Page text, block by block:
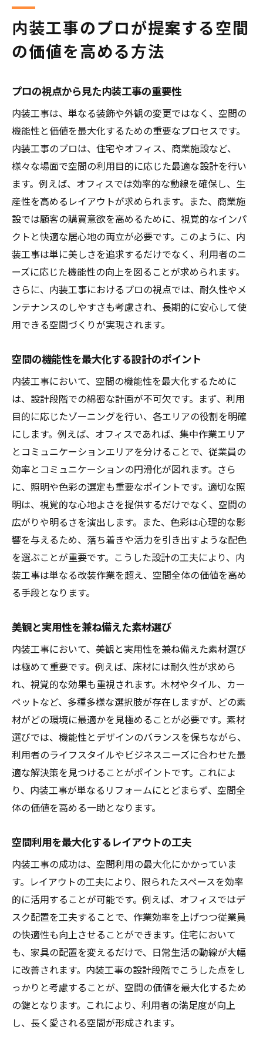
内装工事で実現する理想の空間造りとその具体
的なプロセス
デザインと施工の調和を保つ方法
工期短縮を実現する効率的なプロセス
施工途中での柔軟な対応の重要性
安全性を確保する現場管理のポイント
プロの技術で変わる空間の印象
内装工事を成功させるための施工の流れとポイ
ント
プロジェクト開始時の重要なチェックリス
ト
施工工程で気をつけるべきキーポイント
質を高めるための職人技とチームワーク
施工完了後のアフターサポートの必要性
顧客満足度を高めるためのコミュニケーシ
リスク管理とトラブルシューティング
空間価値を最大化する内装工事の実践的なヒン
ト
内装工事で知っておくべき最新技術
予算内で最大限の価値を引き出す方法
カラーコーディネーションで空間を一新
機能性を高める収納スペースの工夫
長期的な視点で見る内装工事の効果
ユーザー体験に基づく設計の提案
内装工事で空間を美しく機能的に変えるための
解決策
空間全体の調和を考えたデザイン選択
実用性を重視した設備の導入
効率的な空間利用を実現する配置技術
プライバシーとコミュニケーションのバラ
ンス
継続的なメンテナンスで美しさを保つ方法
プロの視点から見る内装工事で空間価値を引き
出す秘訣
プロが語る内装工事の基本原則
細部にまでこだわるデザインの重要性
顧客ニーズに応じたカスタマイズ施工
内装工事でのエコフレンドリーな選択肢
コストパフォーマンスを向上させる方法
内装工事における効果的なリフォーム戦略の紹
介
成功するリフォームプランの立案方法
適切なタイミングでの改装実施
多様なニーズに応じるフレキシブルな設計
空間の魅力を高めるアクセントの活用
バリアフリー設計の実現
将来を見据えたリフォームの計画
内装工事のプロが提案する空間
の価値を高める方法
プロの視点から見た内装工事の重要性
内装工事は、単なる装飾や外観の変更ではなく、空間の
機能性と価値を最大化するための重要なプロセスです。
内装工事のプロは、住宅やオフィス、商業施設など、
様々な場面で空間の利用目的に応じた最適な設計を行い
ます。例えば、オフィスでは効率的な動線を確保し、生
産性を高めるレイアウトが求められます。また、商業施
設では顧客の購買意欲を高めるために、視覚的なインパ
クトと快適な居心地の両立が必要です。このように、内
装工事は単に美しさを追求するだけでなく、利用者のニ
ーズに応じた機能性の向上を図ることが求められます。
さらに、内装工事におけるプロの視点では、耐久性やメ
ンテナンスのしやすさも考慮され、長期的に安心して使
用できる空間づくりが実現されます。
空間の機能性を最大化する設計のポイント
内装工事において、空間の機能性を最大化するために
は、設計段階での綿密な計画が不可欠です。まず、利用
目的に応じたゾーニングを行い、各エリアの役割を明確
にします。例えば、オフィスであれば、集中作業エリア
とコミュニケーションエリアを分けることで、従業員の
効率とコミュニケーションの円滑化が図れます。さら
に、照明や色彩の選定も重要なポイントです。適切な照
明は、視覚的な心地よさを提供するだけでなく、空間の
広がりや明るさを演出します。また、色彩は心理的な影
響を与えるため、落ち着きや活力を引き出すような配色
を選ぶことが重要です。こうした設計の工夫により、内
装工事は単なる改装作業を超え、空間全体の価値を高め
る手段となります。
美観と実用性を兼ね備えた素材選び
内装工事において、美観と実用性を兼ね備えた素材選び
は極めて重要です。例えば、床材には耐久性が求めら
れ、視覚的な効果も重視されます。木材やタイル、カー
ペットなど、多種多様な選択肢が存在しますが、どの素
材がどの環境に最適かを見極めることが必要です。素材
選びでは、機能性とデザインのバランスを保ちながら、
利用者のライフスタイルやビジネスニーズに合わせた最
適な解決策を見つけることがポイントです。これによ
り、内装工事が単なるリフォームにとどまらず、空間全
体の価値を高める一助となります。
空間利用を最大化するレイアウトの工夫
内装工事の成功は、空間利用の最大化にかかっていま
す。レイアウトの工夫により、限られたスペースを効率
的に活用することが可能です。例えば、オフィスではデ
スク配置を工夫することで、作業効率を上げつつ従業員
の快適性も向上させることができます。住宅において
も、家具の配置を変えるだけで、日常生活の動線が大幅
に改善されます。内装工事の設計段階でこうした点をし
っかりと考慮することが、空間の価値を最大化するため
の鍵となります。これにより、利用者の満足度が向上
し、長く愛される空間が形成されます。